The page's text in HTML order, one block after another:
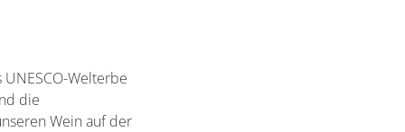
Welterbe
die
Wein auf der